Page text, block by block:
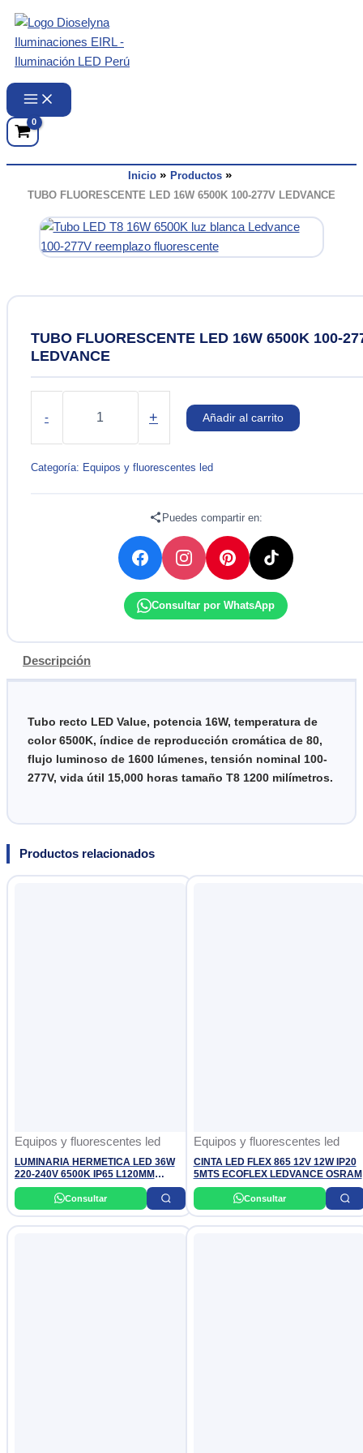
contenido
Inicio
Productos
TUBO FLUORESCENTE LED 16W 6500K 100-277V LEDVANCE
TUBO FLUORESCENTE LED 16W 6500K 100-
LEDVANCE
-
FLUORESCENTE
16W
6500K
+ Añadir al carrito
Categoría: Equipos y fluorescentes led
Puedes compartir en:
Consultar por WhatsApp
Descripción
Tubo recto LED Value, potencia 16W, temperatura de
color 6500K, índice de reproducción cromática de 80,
flujo luminoso de 1600 lúmenes, tensión nominal 100-
277V, vida útil 15,000 horas tamaño T8 1200 milímetros.
Productos relacionados
Equipos y fluorescentes led
LUMINARIA HERMETICA LED 36W
220-240V 6500K IP65 L120MM
WT066C FW PHILIPS
Consultar
Equipos y fluorescentes led
CINTA LED FLEX 865 12V 12W IP20
5MTS ECOFLEX LEDVANCE OSRAM
Consultar